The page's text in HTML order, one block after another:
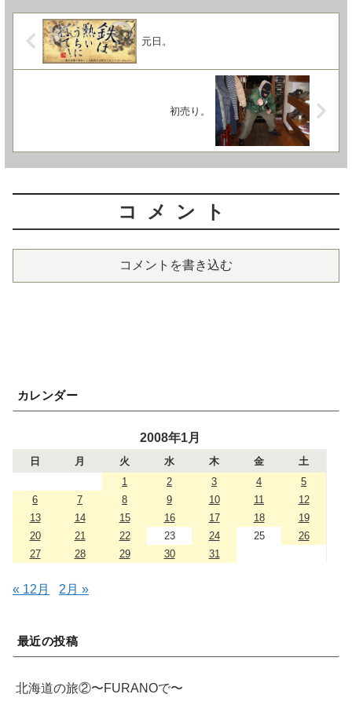
元日。
初売り。
コメント
コメントを書き込む
カレンダー
2008年1月
日 月 火 水 木 金
土
1
2 3 4
5
6
7 8 9 10 11
12
13
14 15 16 17 18
19
20
21 22 23 24 25
26
27
28 29 30 31
« 12月 2月 »
最近の投稿
北海道の旅②〜FURANOで〜